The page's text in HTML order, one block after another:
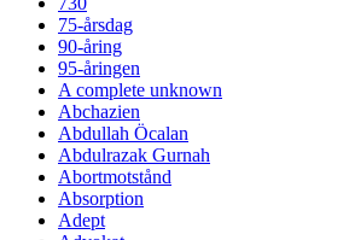
75-årsdag
90-åring
95-åringen
A complete unknown
Abchazien
Abdullah Öcalan
Abdulrazak Gurnah
Abortmotstånd
Absorption
Adept